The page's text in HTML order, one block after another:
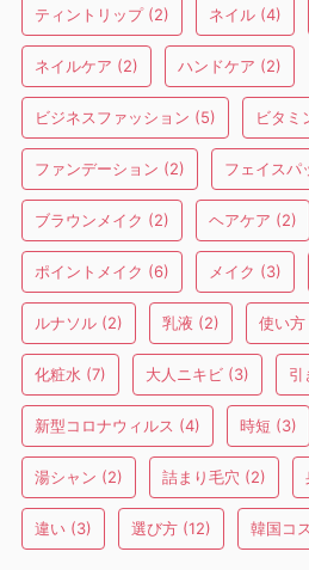
ティントリップ(2) ネイル (4)
ネイルケア (2) ハンドケア (2)
ビジネスファッション (5) ビタミ
ファンデーション (2) フェイスパ
ブラウンメイク (2) ヘアケア (2)
ポイントメイク (6) メイク (3)
ルナソル (2) 乳液 (2) 使い方
化粧水 (7) 大人ニキビ (3) 引
新型コロナウィルス (4) 時短 (3)
湯シャン (2) 詰まり毛穴 (2)
違い (3) 選び方 (12) 韓国コ